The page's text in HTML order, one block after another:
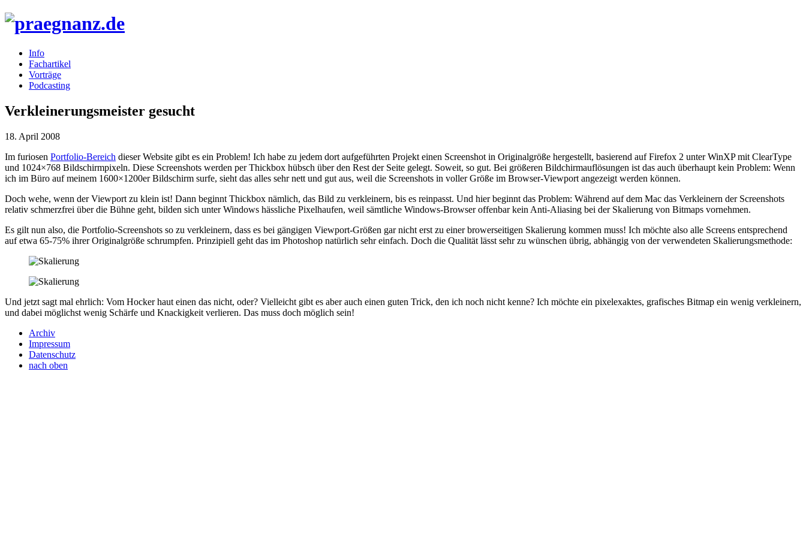
Info
Fachartikel
Vorträge
Podcasting
Verkleinerungsmeister gesucht
18. April 2008
Im furiosen Portfolio-Bereich dieser Website gibt es ein Problem! Ich habe zu jedem dort aufgeführten Projekt einen Screenshot in Originalgröße hergestellt, basierend auf Firefox 2 unter WinXP mit ClearType
und 1024×768 Bildschirmpixeln. Diese Screenshots werden per Thickbox hübsch über den Rest der Seite gelegt. Soweit, so gut. Bei größeren Bildchirmauflösungen ist das auch überhaupt kein Problem: Wenn
ich im Büro auf meinem 1600×1200er Bildschirm surfe, sieht das alles sehr nett und gut aus, weil die Screenshots in voller Größe im Browser-Viewport angezeigt werden können.
Doch wehe, wenn der Viewport zu klein ist! Dann beginnt Thickbox nämlich, das Bild zu verkleinern, bis es reinpasst. Und hier beginnt das Problem: Während auf dem Mac das Verkleinern der Screenshots
relativ schmerzfrei über die Bühne geht, bilden sich unter Windows hässliche Pixelhaufen, weil sämtliche Windows-Browser offenbar kein Anti-Aliasing bei der Skalierung von Bitmaps vornehmen.
Es gilt nun also, die Portfolio-Screenshots so zu verkleinern, dass es bei gängigen Viewport-Größen gar nicht erst zu einer browerseitigen Skalierung kommen muss! Ich möchte also alle Screens entsprechend
auf etwa 65-75% ihrer Originalgröße schrumpfen. Prinzipiell geht das im Photoshop natürlich sehr einfach. Doch die Qualität lässt sehr zu wünschen übrig, abhängig von der verwendeten Skalierungsmethode:
Und jetzt sagt mal ehrlich: Vom Hocker haut einen das nicht, oder? Vielleicht gibt es aber auch einen guten Trick, den ich noch nicht kenne? Ich möchte ein pixelexaktes, grafisches Bitmap ein wenig verkleinern,
und dabei möglichst wenig Schärfe und Knackigkeit verlieren. Das muss doch möglich sein!
Archiv
Impressum
Datenschutz
nach oben